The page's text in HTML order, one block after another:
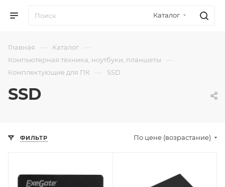
Каталог
Главная — Каталог —
Компьютерная техника, ноутбуки, планшеты —
Комплектующие для ПК — SSD
SSD
ФИЛЬТР По цене (возрастание)
18.08.2026